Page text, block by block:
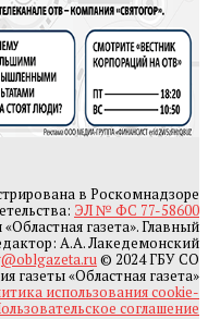
в Роскомнадзоре
ЭЛ № ФС 77-58600
газета». Главный
А.А. Лакедемонский
© 2024 ГБУ СО
газеты «Областная газета»
использования cookie-
соглашение